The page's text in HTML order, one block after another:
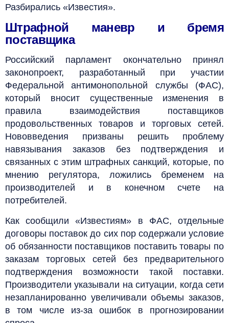
Разбирались «Известия».
Штрафной маневр и бремя
поставщика
Российский парламент окончательно принял
законопроект, разработанный при участии
Федеральной антимонопольной службы (ФАС),
который вносит существенные изменения в
правила взаимодействия поставщиков
продовольственных товаров и торговых сетей.
Нововведения призваны решить проблему
навязывания заказов без подтверждения и
связанных с этим штрафных санкций, которые, по
мнению регулятора, ложились бременем на
производителей и в конечном счете на
потребителей.
Как сообщили «Известиям» в ФАС, отдельные
договоры поставок до сих пор содержали условие
об обязанности поставщиков поставить товары по
заказам торговых сетей без предварительного
подтверждения возможности такой поставки.
Производители указывали на ситуации, когда сети
незапланированно увеличивали объемы заказов,
в том числе из-за ошибок в прогнозировании